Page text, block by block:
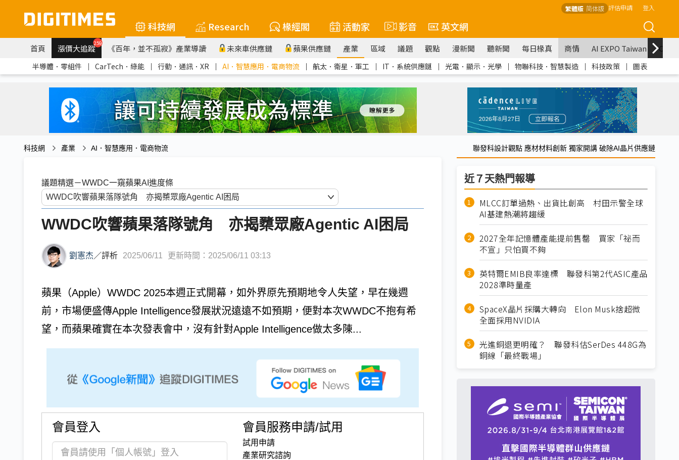
繁體版 简体版 評估申請 登入
科技網 Research 椽經閣 活動家 影音 英文網
首頁 漲價大追蹤259 《百年，並不孤寂》產業導讀 未來車供應鏈 蘋果供應鏈 產業 區域 議題 觀點 漫新聞 聽新聞 每日椽真 商情 AI EXPO Taiwan
半導體．零組件 ｜ CarTech．綠能 ｜ 行動．通訊．XR ｜ AI．智慧應用．電商物流 ｜ 航太．衛星．軍工 ｜ IT．系統供應鏈 ｜ 光電．顯示．光學 ｜ 物聯科技．智慧製造 ｜ 科技政策 ｜ 圖表
科技網 產業 AI．智慧應用．電商物流 聯發科設計觀點 應材材料創新 獨家開講 破除AI晶片供應鏈
議題精選－WWDC一窺蘋果AI進度條
WWDC吹響蘋果落隊號角 亦揭櫫眾廠Agentic AI困局
劉憲杰 ／評析 2025/06/11 更新時間：2025/06/11 03:13
蘋果（Apple）WWDC 2025本週正式開幕，如外界原先預期地令人失望，早在幾週
前，市場便盛傳Apple Intelligence發展狀況遠遠不如預期，便對本次WWDC不抱有希
望，而蘋果確實在本次發表會中，沒有針對Apple Intelligence做太多陳...
會員登入 會員服務申請/試用
試用申請
產業研究諮詢
近７天熱門報導
MLCC訂單過熱、出貨比創高 村田示警全球
AI基建熱潮將趨緩
2027全年記憶體產能提前售罄 買家「祕而
不宣」只怕買不夠
英特爾EMIB良率達標 聯發科第2代ASIC產品
2028準時量產
SpaceX晶片採購大轉向 Elon Musk捨超微
全面採用NVIDIA
光進銅退更明確？ 聯發科估SerDes 448G為
銅線「最終戰場」